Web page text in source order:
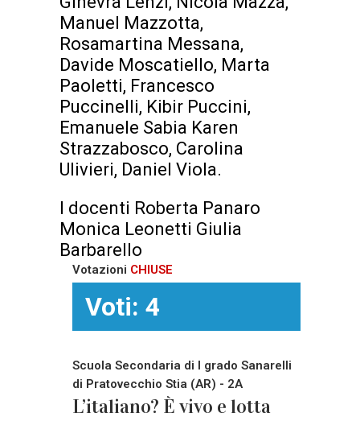
Manuel Mazzotta,
Rosamartina Messana,
Davide Moscatiello, Marta
Paoletti, Francesco
Puccinelli, Kibir Puccini,
Emanuele Sabia Karen
Strazzabosco, Carolina
Ulivieri, Daniel Viola.
I docenti Roberta Panaro
Monica Leonetti Giulia
Barbarello
Votazioni CHIUSE
Voti: 4
Scuola Secondaria di I grado Sanarelli
di Pratovecchio Stia (AR) - 2A
L’italiano? È vivo e lotta